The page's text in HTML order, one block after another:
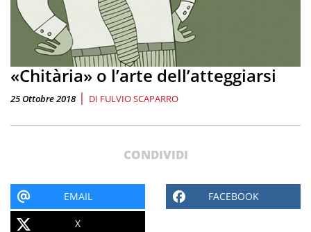
«Chitària» o l’arte dell’atteggiarsi
25 Ottobre 2018 | DI FULVIO SCAPARRO
CONDIVIDI
EMAIL FACEBOOK
X